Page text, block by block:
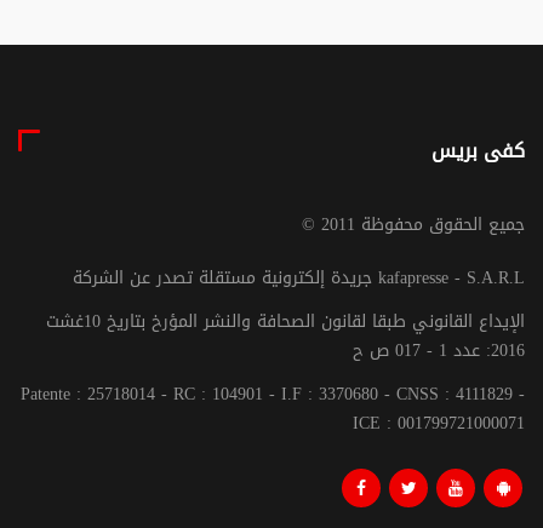
كفى بريس
© جميع الحقوق محفوظة 2011
جريدة إلكترونية مستقلة تصدر عن الشركة kafapresse - S.A.R.L
الإيداع القانوني طبقا لقانون الصحافة والنشر المؤرخ بتاريخ 10غشت
2016: عدد 1 - 017 ص ح
Patente : 25718014 - RC : 104901 - I.F : 3370680 - CNSS : 4111829 -
ICE : 001799721000071